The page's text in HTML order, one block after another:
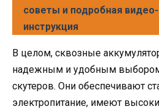
советы и подробная видео-
инструкция
В целом, сквозные
надежным и удобным
скутеров. Они обеспечивают
электропитание, имеют